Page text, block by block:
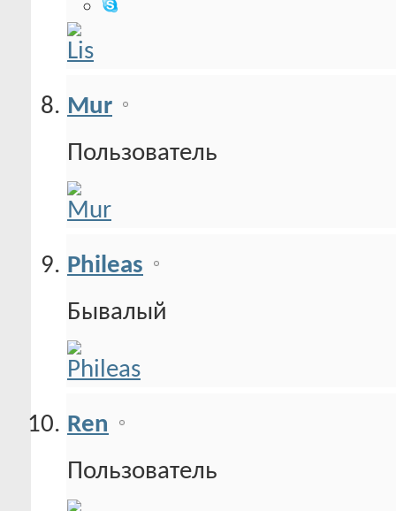
Mur
Пользователь
Phileas
Бывалый
Ren
Пользователь